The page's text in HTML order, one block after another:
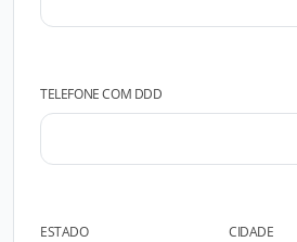
TELEFONE COM DDD
ESTADO CIDADE